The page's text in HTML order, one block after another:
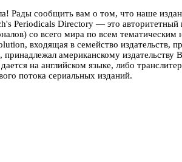
Рады сообщить вам о том, что наше
Periodicals Directory — это авторитетный
со всего мира по всем тематическим
входящая в семейство издательств,
американскому
на английском языке, либо
потока сериальных изданий.